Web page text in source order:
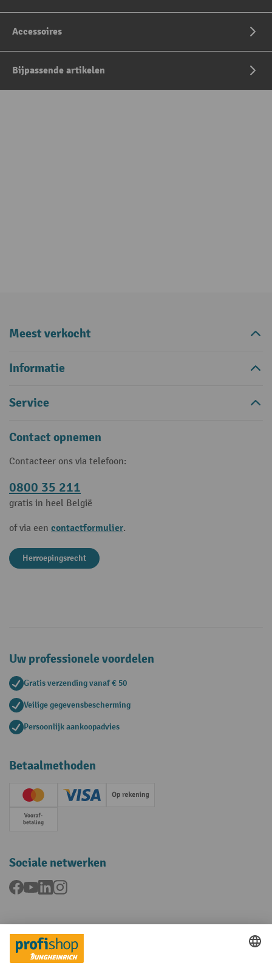
Accessoires
Bijpassende artikelen
Meest verkocht
Informatie
Service
Contact opnemen
Contacteer ons via telefoon:
0800 35 211
gratis in heel België
of via een contactformulier.
Herroepingsrecht
Uw professionele voordelen
Gratis verzending vanaf € 50
Veilige gegevensbescherming
Persoonlijk aankoopadvies
Betaalmethoden
Creditcard (Master)Creditcard (Visa)Op rekening
Vooruitbetaling
Sociale netwerken
Facebook
YouTubeLinkedInInstagram
Talen
FR NL